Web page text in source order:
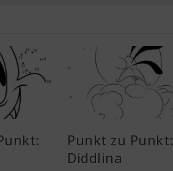
Punkt zu Punkt:
Diddlina